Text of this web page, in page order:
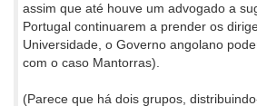
assim que até houve um advogado a
Portugal continuarem a prender os
Universidade, o Governo angolano
com o caso Mantorras).
(Parece que há dois grupos,